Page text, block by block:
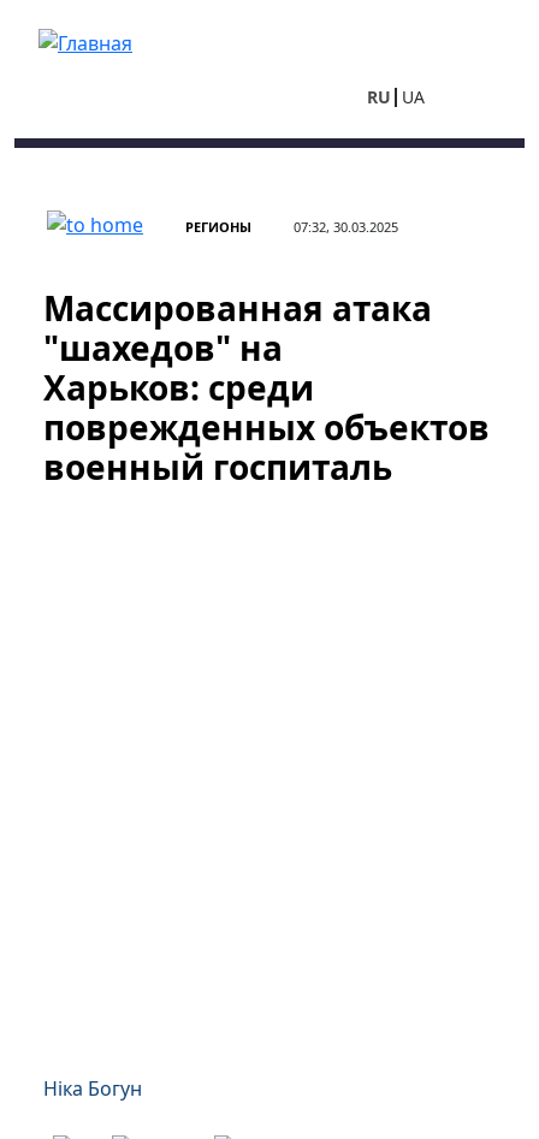
RU UA
РЕГИОНЫ 07:32, 30.03.2025
Массированная атака
"шахедов" на
Харьков: среди
поврежденных объектов
военный госпиталь
Ніка Богун